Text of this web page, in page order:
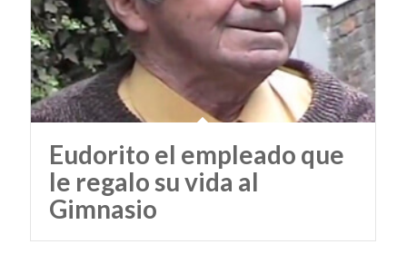
Eudorito el empleado que
le regalo su vida al
Gimnasio